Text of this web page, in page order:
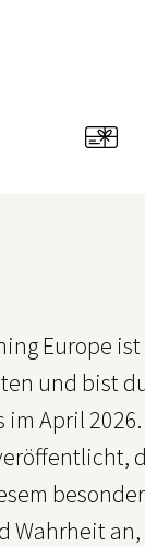
Europe
und bist
April
Wahrheit